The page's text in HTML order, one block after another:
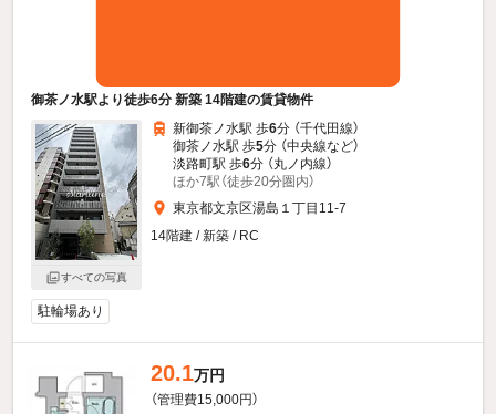
御茶ノ水駅より徒歩6分 新築 14階建の賃貸物件
すべての写真
新御茶ノ水駅 歩6分 （千代田線）
御茶ノ水駅 歩5分 （中央線など）
淡路町駅 歩6分 （丸ノ内線）
ほか7駅（徒歩20分圏内）
東京都文京区湯島１丁目11-7
14階建 / 新築 / RC
駐輪場あり
20.1万円
（管理費15,000円）